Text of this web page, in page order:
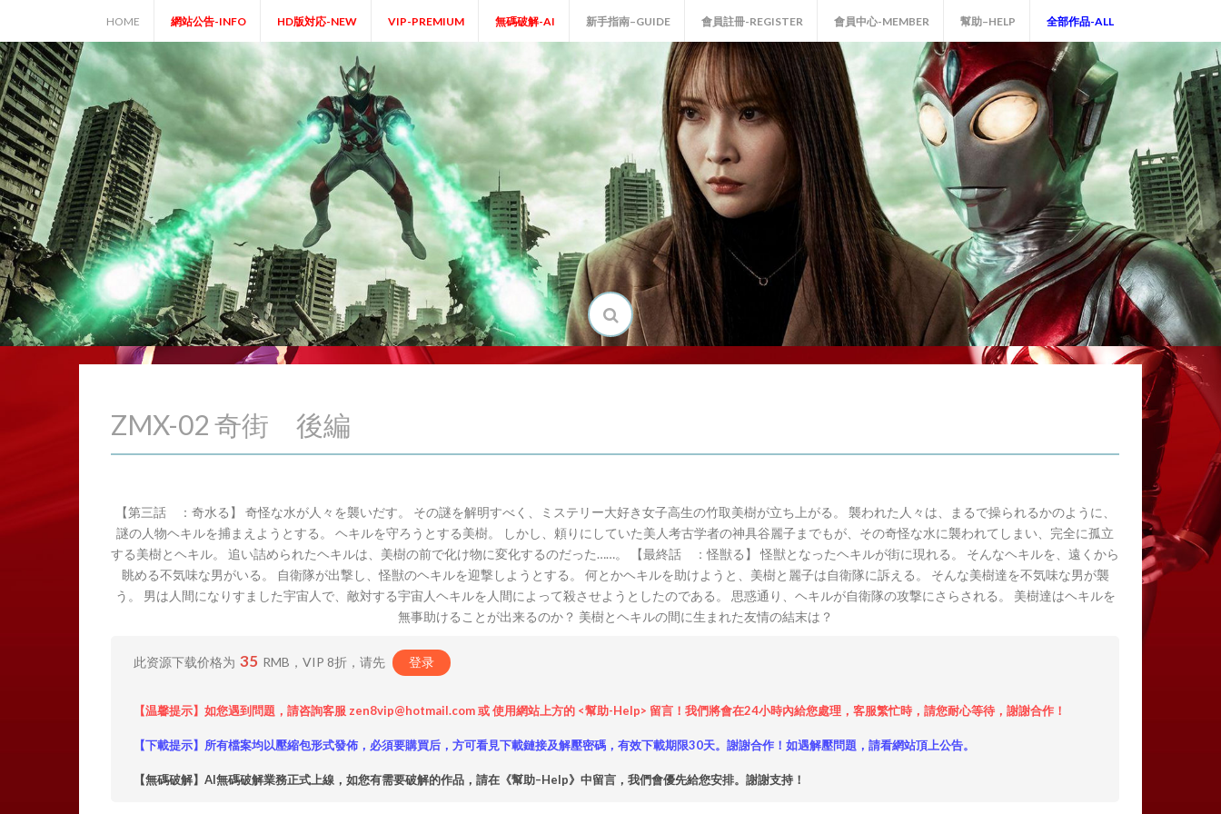
content
HOME 網站公告-INFO HD版対応-NEW VIP-PREMIUM 無碼破解-AI 新手指南–GUIDE 會員註冊-REGISTER 會員中心-MEMBER 幫助–HELP 全部作品-ALL
ZMX-02 奇街 後編
【第三話 ：奇水る】 奇怪な水が人々を襲いだす。 その謎を解明すべく、ミステリー大好き女子高生の竹取美樹が立ち上がる。 襲われた人々は、まるで操られるかのように、
謎の人物ヘキルを捕まえようとする。 ヘキルを守ろうとする美樹。 しかし、頼りにしていた美人考古学者の神具谷麗子までもが、その奇怪な水に襲われてしまい、完全に孤立
する美樹とヘキル。 追い詰められたヘキルは、美樹の前で化け物に変化するのだった……。 【最終話 ：怪獣る】 怪獣となったヘキルが街に現れる。 そんなヘキルを、遠くから
眺める不気味な男がいる。 自衛隊が出撃し、怪獣のヘキルを迎撃しようとする。 何とかヘキルを助けようと、美樹と麗子は自衛隊に訴える。 そんな美樹達を不気味な男が襲
う。 男は人間になりすました宇宙人で、敵対する宇宙人ヘキルを人間によって殺させようとしたのである。 思惑通り、ヘキルが自衛隊の攻撃にさらされる。 美樹達はヘキルを
無事助けることが出来るのか？ 美樹とヘキルの間に生まれた友情の結末は？
此资源下载价格为 35 RMB，VIP 8折，请先 登录
【温馨提示】如您遇到問題，請咨詢客服 zen8vip@hotmail.com 或 使用網站上方的 <幫助-Help> 留言！我們將會在24小時內給您處理，客服繁忙時，請您耐心等待，謝謝合作！
【下載提示】所有檔案均以壓縮包形式發佈，必須要購買后，方可看見下載鏈接及解壓密碼，有效下載期限30天。謝謝合作！如遇解壓問題，請看網站頂上公告。
【無碼破解】AI無碼破解業務正式上線，如您有需要破解的作品，請在《幫助–Help》中留言，我們會優先給您安排。謝謝支持！